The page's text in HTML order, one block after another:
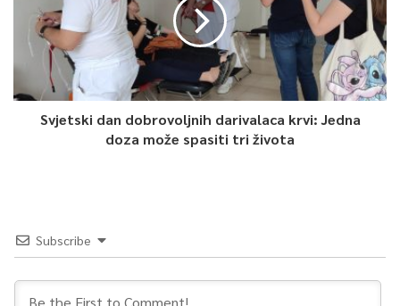
Svjetski dan dobrovoljnih darivalaca krvi: Jedna
doza može spasiti tri života
Subscribe